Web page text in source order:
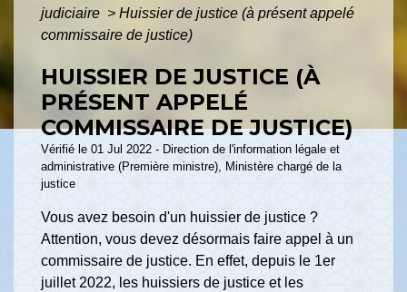
judiciaire > Huissier de justice (à présent appelé
commissaire de justice)
HUISSIER DE JUSTICE (À
PRÉSENT APPELÉ
COMMISSAIRE DE JUSTICE)
Vérifié le 01 Jul 2022 - Direction de l'information légale et
administrative (Première ministre), Ministère chargé de la
justice
Vous avez besoin d'un huissier de justice ?
Attention, vous devez désormais faire appel à un
commissaire de justice. En effet, depuis le 1er
juillet 2022, les huissiers de justice et les